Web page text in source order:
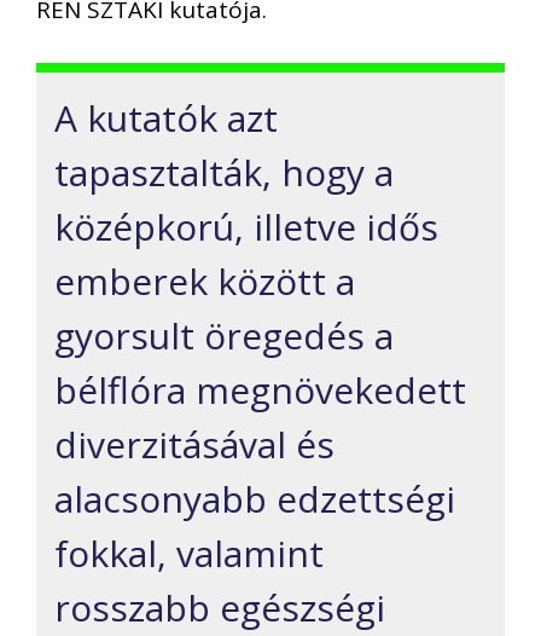
REN SZTAKI kutatója.
A kutatók azt
tapasztalták, hogy a
középkorú, illetve idős
emberek között a
gyorsult öregedés a
bélflóra megnövekedett
diverzitásával és
alacsonyabb edzettségi
fokkal, valamint
rosszabb egészségi